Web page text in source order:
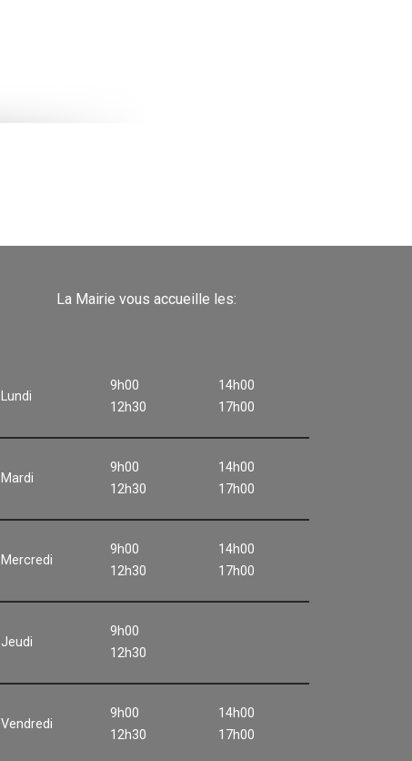
La Mairie vous accueille les:
Lundi
9h00
12h30
14h00
17h00
Mardi
9h00
12h30
14h00
17h00
Mercredi
9h00
12h30
14h00
17h00
Jeudi
9h00
12h30
Vendredi
9h00
12h30
14h00
17h00